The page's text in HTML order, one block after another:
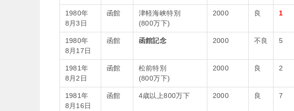
1980年
8月3日
函館
津軽海峡特別
(800万下)
2000 良 1
1980年
8月17日
函館 函館記念 2000 不良 5
1981年
8月2日
函館
松前特別
(800万下)
2000 良 2
1981年
8月16日
函館 4歳以上800万下 2000 良 7